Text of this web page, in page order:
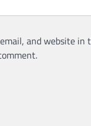
and website in